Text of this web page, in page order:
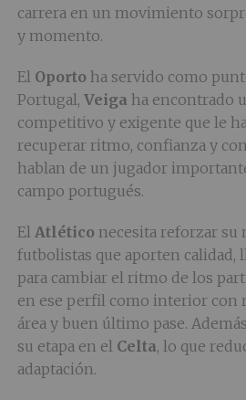
carrera en un movimiento
y momento.
El Oportoha servido como
Portugal, Veiga ha encontrado
competitivo y exigente que le
recuperar ritmo, confianza y
hablan de un jugador
campo portugués.
El Atléticonecesita reforzar su
futbolistas que aporten calidad,
para cambiar el ritmo de los
en ese perfil como interior con
área y buen último pase.
su etapa en el Celta, lo que
adaptación.